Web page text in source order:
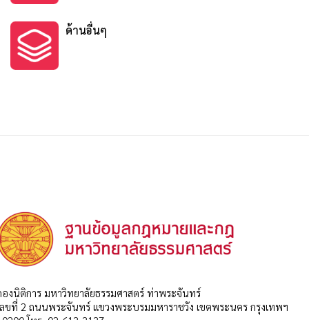
ด้านอื่นๆ
องนิติการ มหาวิทยาลัยธรรมศาสตร์ ท่าพระจันทร์
ลขที่ 2 ถนนพระจันทร์ แขวงพระบรมมหาราชวัง เขตพระนคร กรุงเทพฯ